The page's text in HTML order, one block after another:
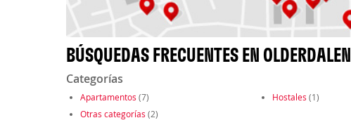
BÚSQUEDAS FRECUENTES EN OLDERDALEN
Categorías
Apartamentos (7) Hostales (1)
Otras categorías (2)